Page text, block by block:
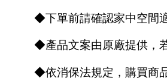
◆下單前請確認家中空間
◆產品文案由原廠提供，
◆依消保法規定，購買商